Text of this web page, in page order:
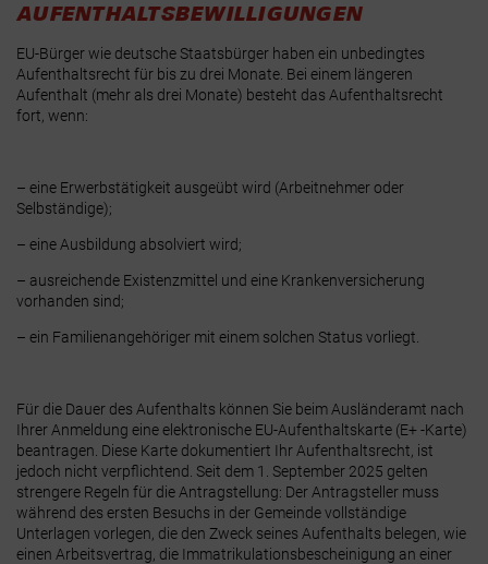
AUFENTHALTSBEWILLIGUNGEN
EU-Bürger wie deutsche Staatsbürger haben ein unbedingtes
Aufenthaltsrecht für bis zu drei Monate . Bei einem längeren
Aufenthalt (mehr als drei Monate) besteht das Aufenthaltsrecht
fort, wenn:
– eine Erwerbstätigkeit ausgeübt wird (Arbeitnehmer oder
Selbständige);
– eine Ausbildung absolviert wird;
– ausreichende Existenzmittel und eine Krankenversicherung
vorhanden sind;
– ein Familienangehöriger mit einem solchen Status vorliegt.
Für die Dauer des Aufenthalts können Sie beim Ausländeramt nach
Ihrer Anmeldung eineelektronische EU-Aufenthaltskarte (E+ -Karte)
beantragen. Diese Karte dokumentiert Ihr Aufenthaltsrecht, ist
jedoch nicht verpflichtend. Seit dem 1. September 2025 gelten
strengere Regeln für die Antragstellung: Der Antragsteller muss
während des ersten Besuchs in der Gemeinde vollständige
Unterlagen vorlegen, die den Zweck seines Aufenthalts belegen, wie
einen Arbeitsvertrag, die Immatrikulationsbescheinigung an einer